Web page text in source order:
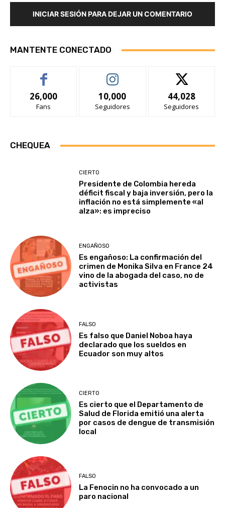
INICIAR SESIÓN PARA DEJAR UN COMENTARIO
MANTENTE CONECTADO
26,000
Fans
10,000
Seguidores
44,028
Seguidores
CHEQUEA
CIERTO
Presidente de Colombia hereda
déficit fiscal y baja inversión, pero la
inflación no está simplemente «al
alza»: es impreciso
ENGAÑOSO
Es engañoso: La confirmación del
crimen de Monika Silva en France 24
vino de la abogada del caso, no de
activistas
FALSO
Es falso que Daniel Noboa haya
declarado que los sueldos en
Ecuador son muy altos
CIERTO
Es cierto que el Departamento de
Salud de Florida emitió una alerta
por casos de dengue de transmisión
local
FALSO
La Fenocin no ha convocado a un
paro nacional